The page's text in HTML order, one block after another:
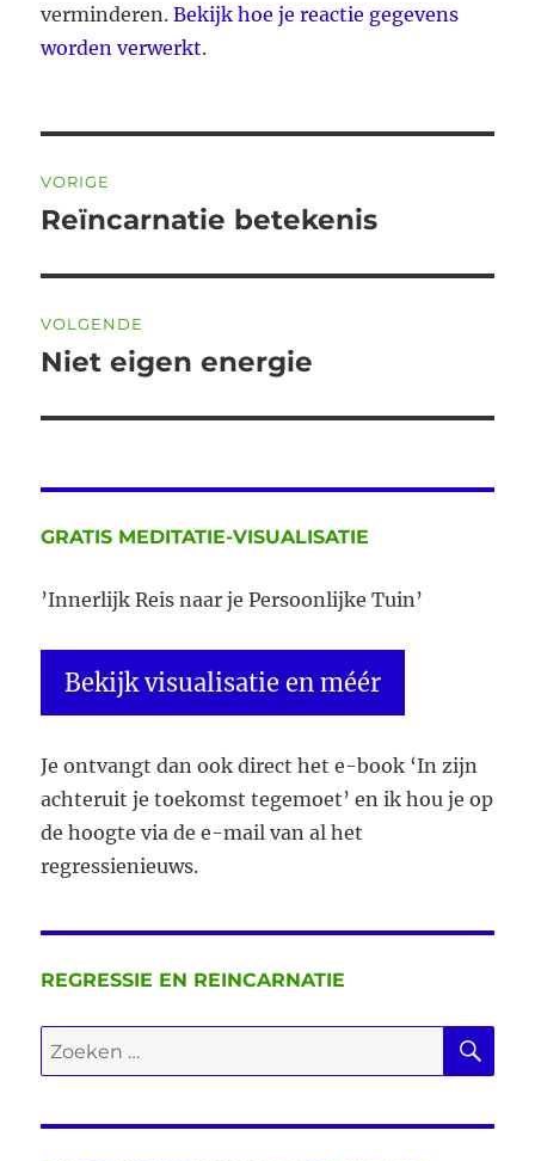
verminderen.Bekijk hoe je reactie gegevens
worden verwerkt.
navigatie
VORIGE
Vorig
Reïncarnatie betekenis
VOLGENDE
Volgend
Niet eigen energie
GRATIS MEDITATIE-VISUALISATIE
’Innerlijk Reis naar je Persoonlijke Tuin’
Bekijk visualisatie en méér
Je ontvangt dan ook direct het e-book ‘In zijn
achteruit je toekomst tegemoet’ en ik hou je op
de hoogte via de e-mail van al het
regressienieuws.
REGRESSIE EN REINCARNATIE
Zoeken
naar: